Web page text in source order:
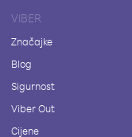
VIBER
Značajke
Blog
Sigurnost
Viber Out
Cijene